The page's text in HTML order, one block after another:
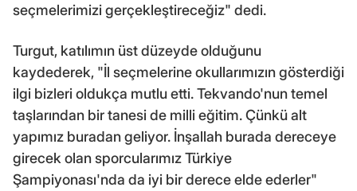
seçmelerimizi gerçekleştireceğiz" dedi.
Turgut, katılımın üst düzeyde olduğunu
kaydederek, "İl seçmelerine okullarımızın gösterdiği
ilgi bizleri oldukça mutlu etti. Tekvando'nun temel
taşlarından bir tanesi de milli eğitim. Çünkü alt
yapımız buradan geliyor. İnşallah burada dereceye
girecek olan sporcularımız Türkiye
Şampiyonası'nda da iyi bir derece elde ederler"